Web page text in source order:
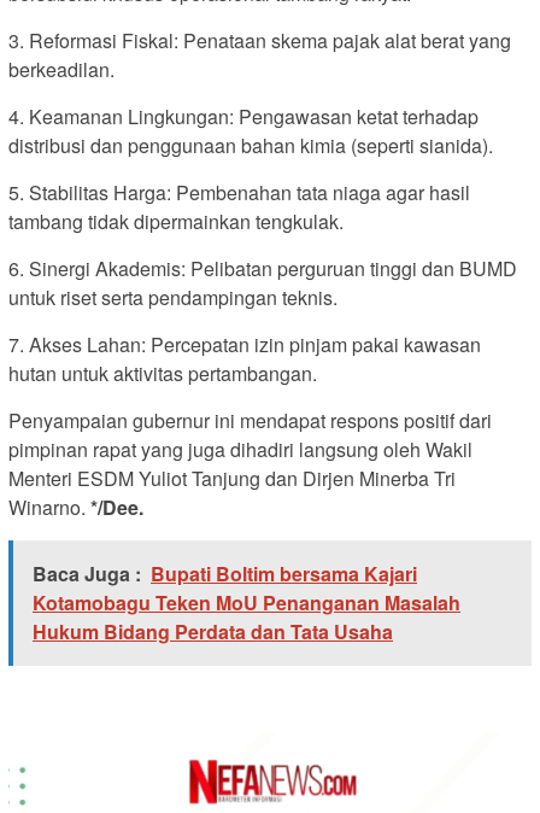
3. Reformasi Fiskal: Penataan skema pajak alat berat yang
berkeadilan.
4. Keamanan Lingkungan: Pengawasan ketat terhadap
distribusi dan penggunaan bahan kimia (seperti sianida).
5. Stabilitas Harga: Pembenahan tata niaga agar hasil
tambang tidak dipermainkan tengkulak.
6. Sinergi Akademis: Pelibatan perguruan tinggi dan BUMD
untuk riset serta pendampingan teknis.
7. Akses Lahan: Percepatan izin pinjam pakai kawasan
hutan untuk aktivitas pertambangan.
Penyampaian gubernur ini mendapat respons positif dari
pimpinan rapat yang juga dihadiri langsung oleh Wakil
Menteri ESDM Yuliot Tanjung dan Dirjen Minerba Tri
Winarno. */Dee.
Baca Juga : Bupati Boltim bersama Kajari
Kotamobagu Teken MoU Penanganan Masalah
Hukum Bidang Perdata dan Tata Usaha